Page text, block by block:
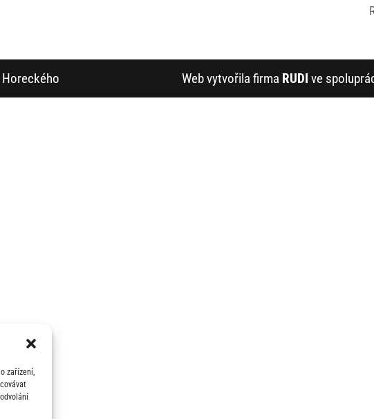
zařízení,
Web vytvořila firma RUDI ve